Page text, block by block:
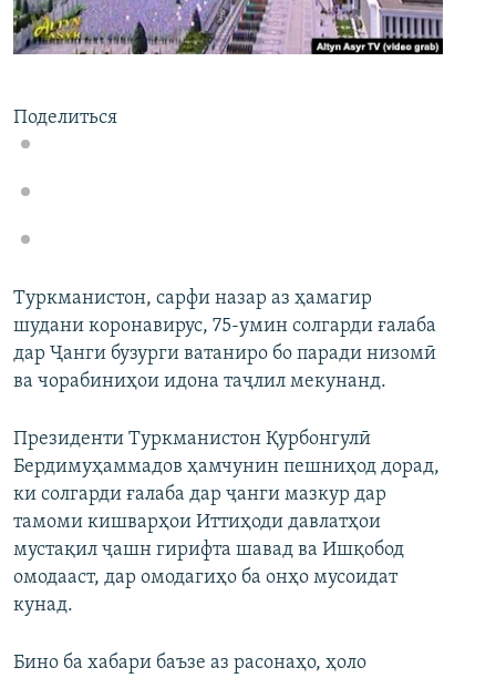
ГУЗОРИШҲОИ РАДИОӢ
Русский
Поделиться
Туркманистон, сарфи назар аз ҳамагир
шудани коронавирус, 75-умин солгарди ғалаба
дар Ҷанги бузурги ватаниро бо паради низомӣ
ва чорабиниҳои идона таҷлил мекунанд.
Президенти Туркманистон Қурбонгулӣ
Бердимуҳаммадов ҳамчунин пешниҳод дорад,
ки солгарди ғалаба дар ҷанги мазкур дар
тамоми кишварҳои Иттиҳоди давлатҳои
мустақил ҷашн гирифта шавад ва Ишқобод
омодааст, дар омодагиҳо ба онҳо мусоидат
кунад.
Бино ба хабари баъзе аз расонаҳо, ҳоло